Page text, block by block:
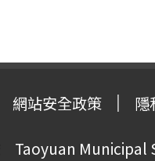
網站安全政策 隱
Taoyuan Municipal